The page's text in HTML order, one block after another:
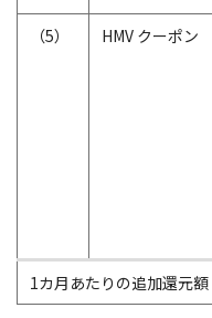
（5） HMV クーポン
1カ月あたりの追加還元額